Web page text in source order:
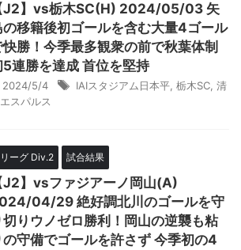
J2】vs栃木SC(H) 2024/05/03 矢
の移籍後初ゴールを含む大量4ゴール
快勝！今季最多観衆の前で秋葉体制
5連勝を達成 首位を堅持
2024/5/4 IAIスタジアム日本平 栃木SC 清
スパルス
ーグ Div.2 試合結果
J2】vsファジアーノ岡山(A)
04/29 絶好調北川のゴールを守
切りウノゼロ勝利！岡山の逆襲も粘
の守備でゴールを許さず 今季初の4